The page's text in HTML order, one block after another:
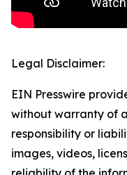
Legal Disclaimer:
EIN Presswire
without warranty of
responsibility or
images, videos,